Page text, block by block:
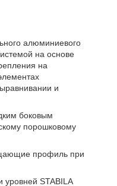
алюминиевого
на основе
на
и
боковым
порошковому
профиль при
уровней STABILA